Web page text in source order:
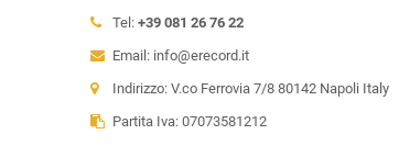
Tel: +39 081 26 76 22
Email: info@erecord.it
Indirizzo: V.co Ferrovia 7/8 80142 Napoli Italy
Partita Iva: 07073581212